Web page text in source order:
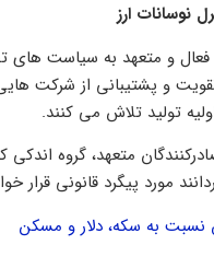
نوسانات ارز
فعال و متعهد به سیاست
و پشتیبانی از شرکت
تولید تلاش می کنند.
متعهد، گروه
مورد پیگرد قانونی قرار
نسبت به سکه، دلار و مسکن